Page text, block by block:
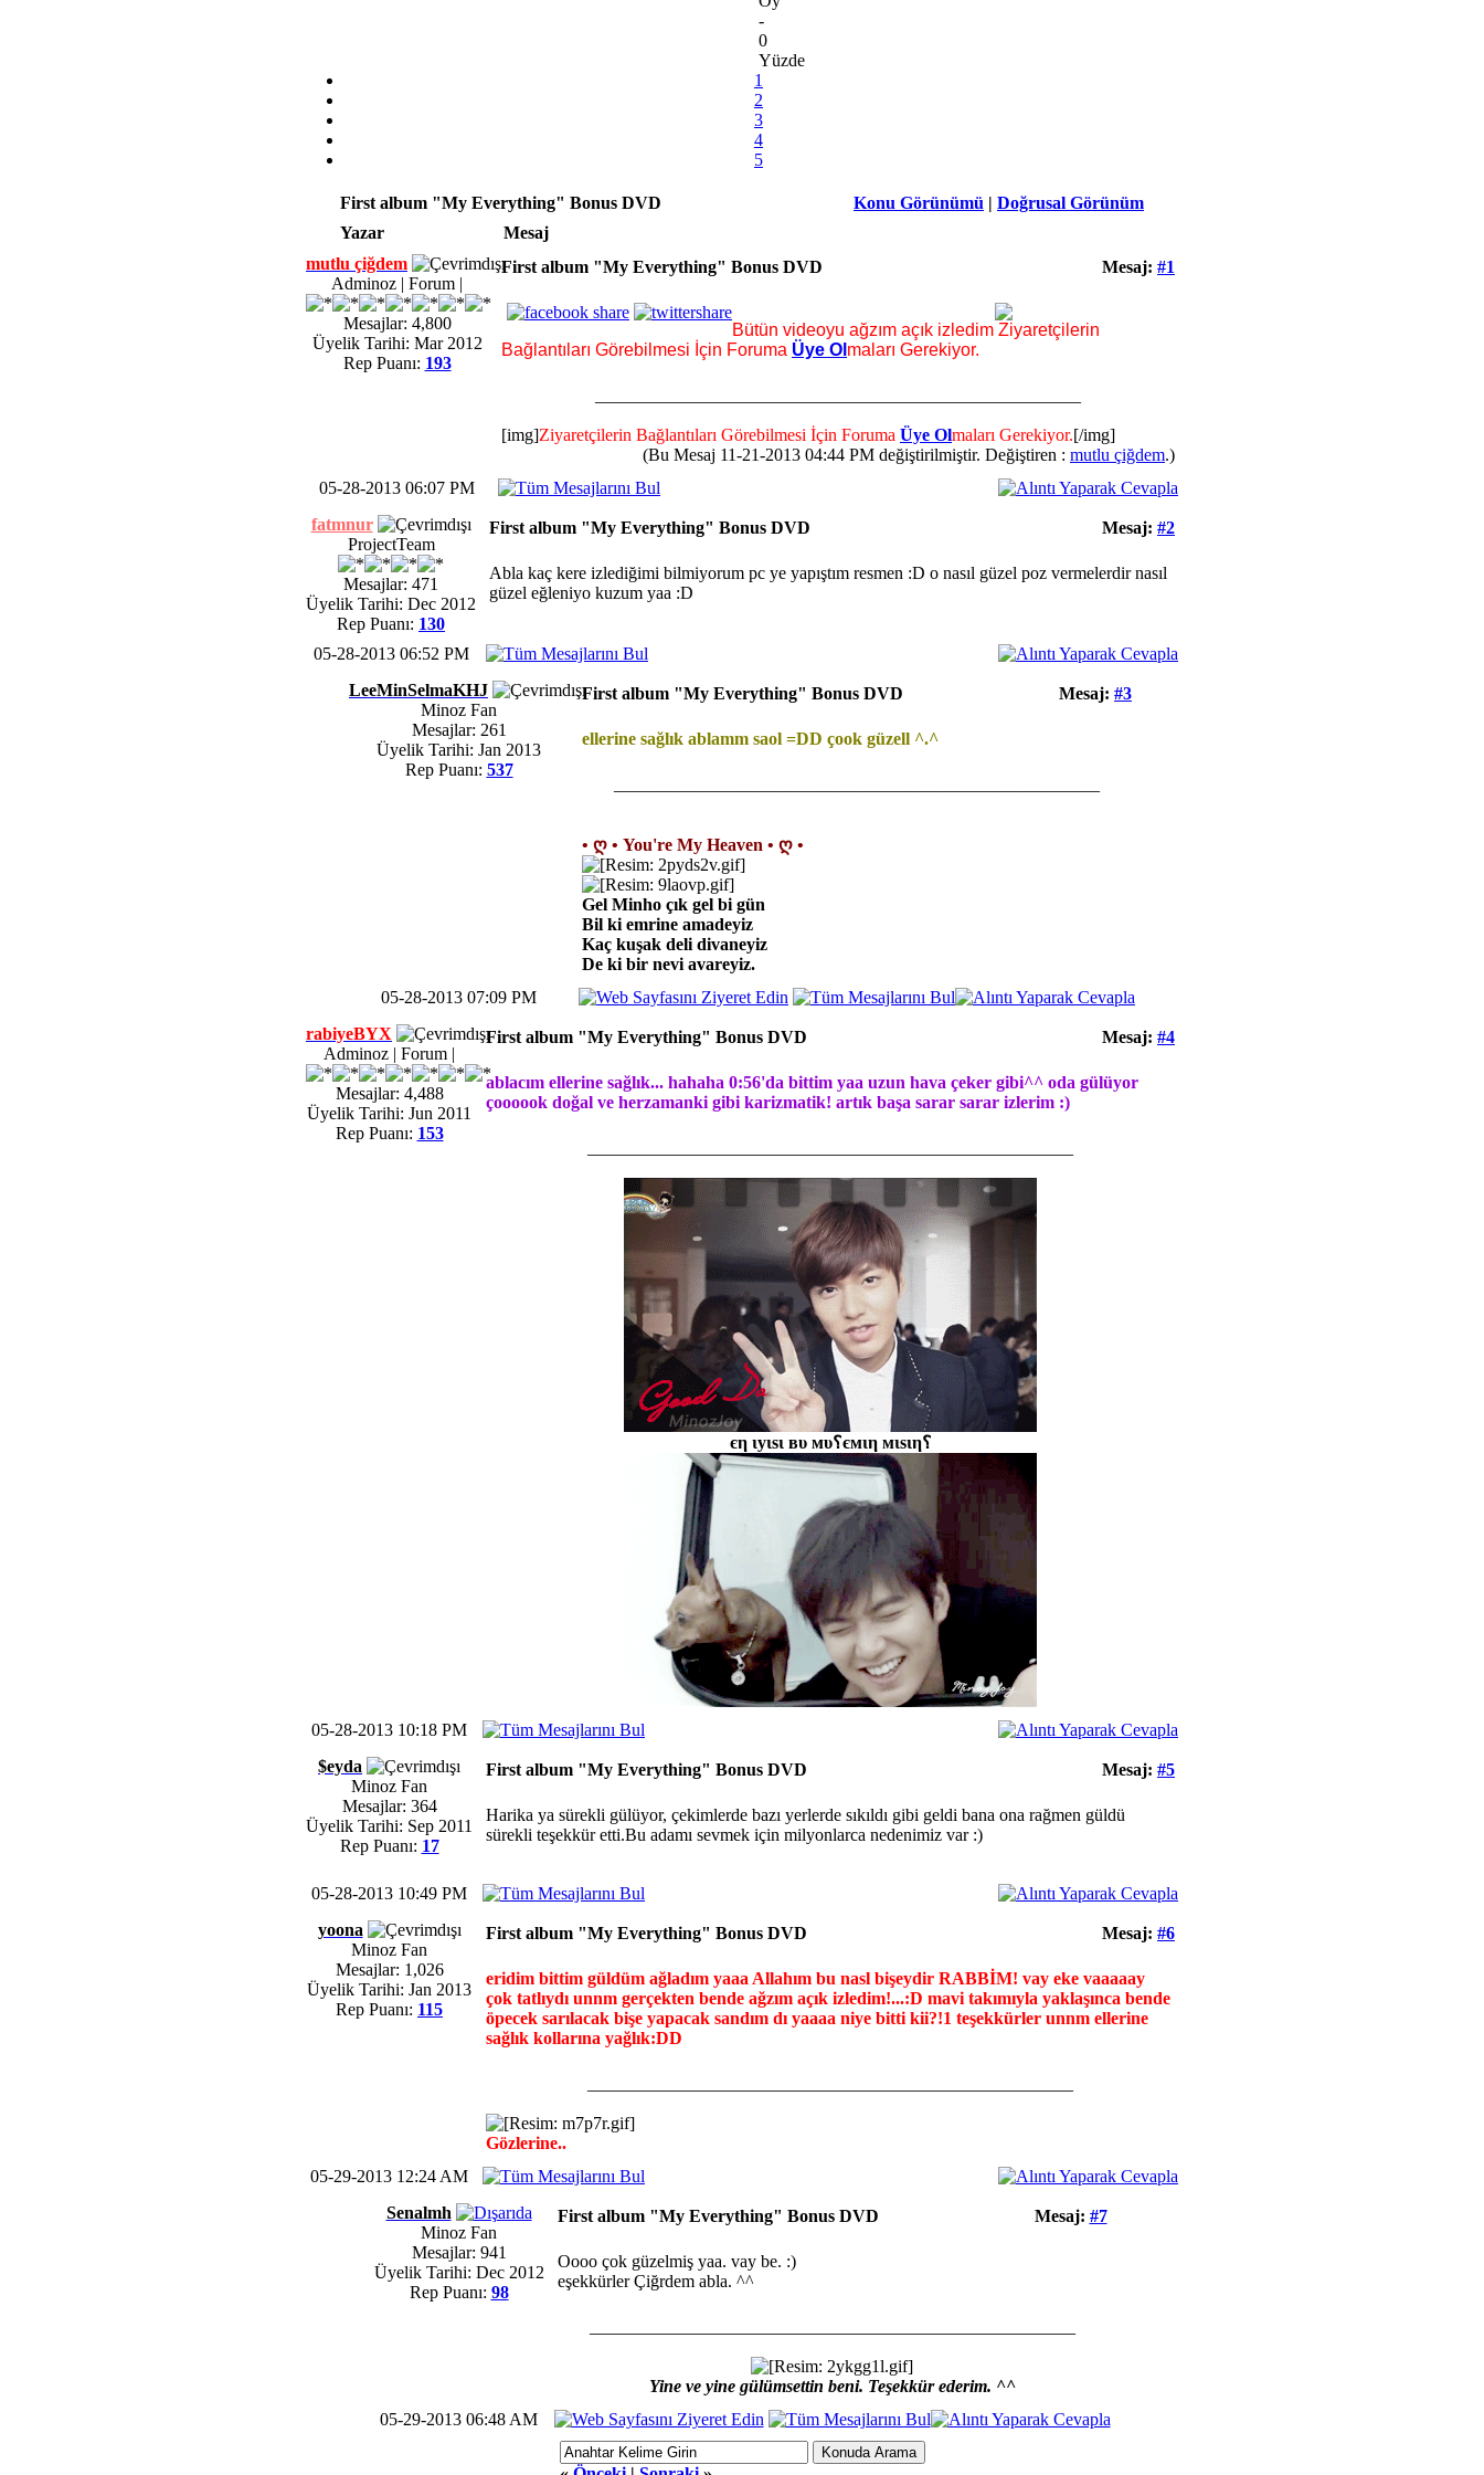
-
0
Yüzde
1
2
3
4
5
Konu Görünümü | Doğrusal Görünüm
First album "My Everything" Bonus DVD
Yazar
Mesaj
mutlu çiğdem
Adminoz | Forum |
Mesajlar: 4,800
Üyelik Tarihi: Mar 2012
Rep Puanı: 193
Mesaj: #1
First album "My Everything" Bonus DVD
Bütün videoyu ağzım açık izledim Ziyaretçilerin
Bağlantıları Görebilmesi İçin Foruma Üye Ol maları Gerekiyor.
[img]Ziyaretçilerin Bağlantıları Görebilmesi İçin Foruma Üye Olmaları Gerekiyor.[/img]
(Bu Mesaj 11-21-2013 04:44 PM değiştirilmiştir. Değiştiren : mutlu çiğdem.)
05-28-2013 06:07 PM
fatmnur
ProjectTeam
Mesajlar: 471
Üyelik Tarihi: Dec 2012
Rep Puanı: 130
Mesaj: #2
First album "My Everything" Bonus DVD
Abla kaç kere izlediğimi bilmiyorum pc ye yapıştım resmen :D o nasıl güzel poz vermelerdir nasıl
güzel eğleniyo kuzum yaa :D
05-28-2013 06:52 PM
LeeMinSelmaKHJ
Minoz Fan
Mesajlar: 261
Üyelik Tarihi: Jan 2013
Rep Puanı: 537
Mesaj: #3
First album "My Everything" Bonus DVD
ellerine sağlık ablamm saol =DD çook güzell ^.^
• ღ • You're My Heaven • ღ •
Gel Minho çık gel bi gün
Bil ki emrine amadeyiz
Kaç kuşak deli divaneyiz
De ki bir nevi avareyiz.
05-28-2013 07:09 PM
rabiyeBYX
Adminoz | Forum |
Mesajlar: 4,488
Üyelik Tarihi: Jun 2011
Rep Puanı: 153
Mesaj: #4
First album "My Everything" Bonus DVD
ablacım ellerine sağlık... hahaha 0:56'da bittim yaa uzun hava çeker gibi^^ oda gülüyor
çoooook doğal ve herzamanki gibi karizmatik! artık başa sarar sarar izlerim :)
єη ιуιѕι вυ мυ؟ємιη мιѕιη؟
05-28-2013 10:18 PM
$eyda
Minoz Fan
Mesajlar: 364
Üyelik Tarihi: Sep 2011
Rep Puanı: 17
Mesaj: #5
First album "My Everything" Bonus DVD
Harika ya sürekli gülüyor, çekimlerde bazı yerlerde sıkıldı gibi geldi bana ona rağmen güldü
sürekli teşekkür etti.Bu adamı sevmek için milyonlarca nedenimiz var :)
05-28-2013 10:49 PM
yoona
Minoz Fan
Mesajlar: 1,026
Üyelik Tarihi: Jan 2013
Rep Puanı: 115
Mesaj: #6
First album "My Everything" Bonus DVD
eridim bittim güldüm ağladım yaaa Allahım bu nasl bişeydir RABBİM! vay eke vaaaaay
çok tatlıydı unnm gerçekten bende ağzım açık izledim!...:D mavi takımıyla yaklaşınca bende
öpecek sarılacak bişe yapacak sandım dı yaaaa niye bitti kii?!1 teşekkürler unnm ellerine
sağlık kollarına yağlık:DD
Gözlerine..
05-29-2013 12:24 AM
Senalmh
Minoz Fan
Mesajlar: 941
Üyelik Tarihi: Dec 2012
Rep Puanı: 98
Mesaj: #7
First album "My Everything" Bonus DVD
Oooo çok güzelmiş yaa. vay be. :)
eşekkürler Çiğrdem abla. ^^
Yine ve yine gülümsettin beni. Teşekkür ederim. ^^
05-29-2013 06:48 AM